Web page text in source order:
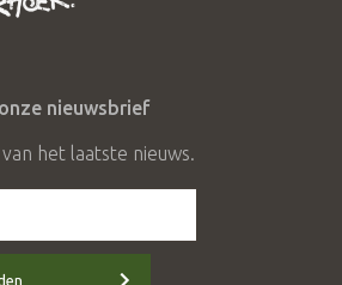
nieuwsbrief
het laatste nieuws.